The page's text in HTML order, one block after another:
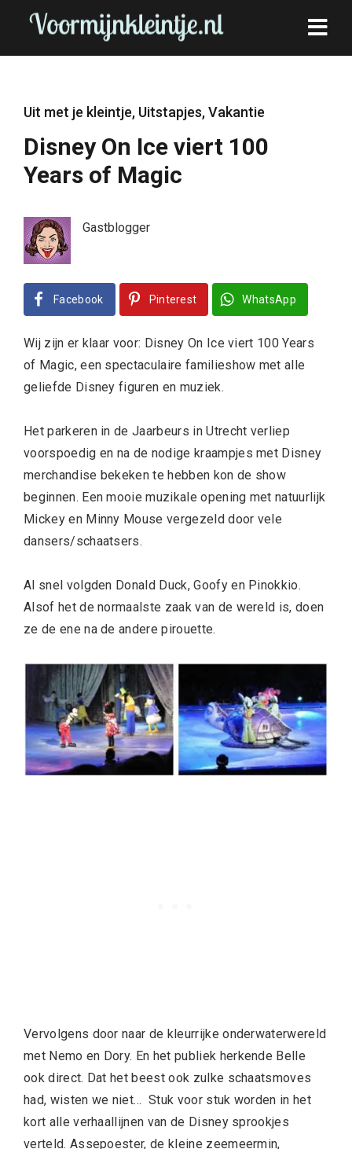
Uit met je kleintje, Uitstapjes,Vakantie
Disney On Ice viert 100
Years of Magic
Gastblogger
Facebook Pinterest WhatsApp
Wij zijn er klaar voor: Disney On Ice viert 100 Years
of Magic, een spectaculaire familieshow met alle
geliefde Disney figuren en muziek.
Het parkeren in de Jaarbeurs in Utrecht verliep
voorspoedig en na de nodige kraampjes met Disney
merchandise bekeken te hebben kon de show
beginnen. Een mooie muzikale opening met natuurlijk
Mickey en Minny Mouse vergezeld door vele
dansers/schaatsers.
Al snel volgden Donald Duck, Goofy en Pinokkio.
Alsof het de normaalste zaak van de wereld is, doen
ze de ene na de andere pirouette.
Vervolgens door naar de kleurrijke onderwaterwereld
met Nemo en Dory. En het publiek herkende Belle
ook direct. Dat het beest ook zulke schaatsmoves
had, wisten we niet… Stuk voor stuk worden in het
kort alle verhaallijnen van de Disney sprookjes
verteld. Assepoester, de kleine zeemeermin,